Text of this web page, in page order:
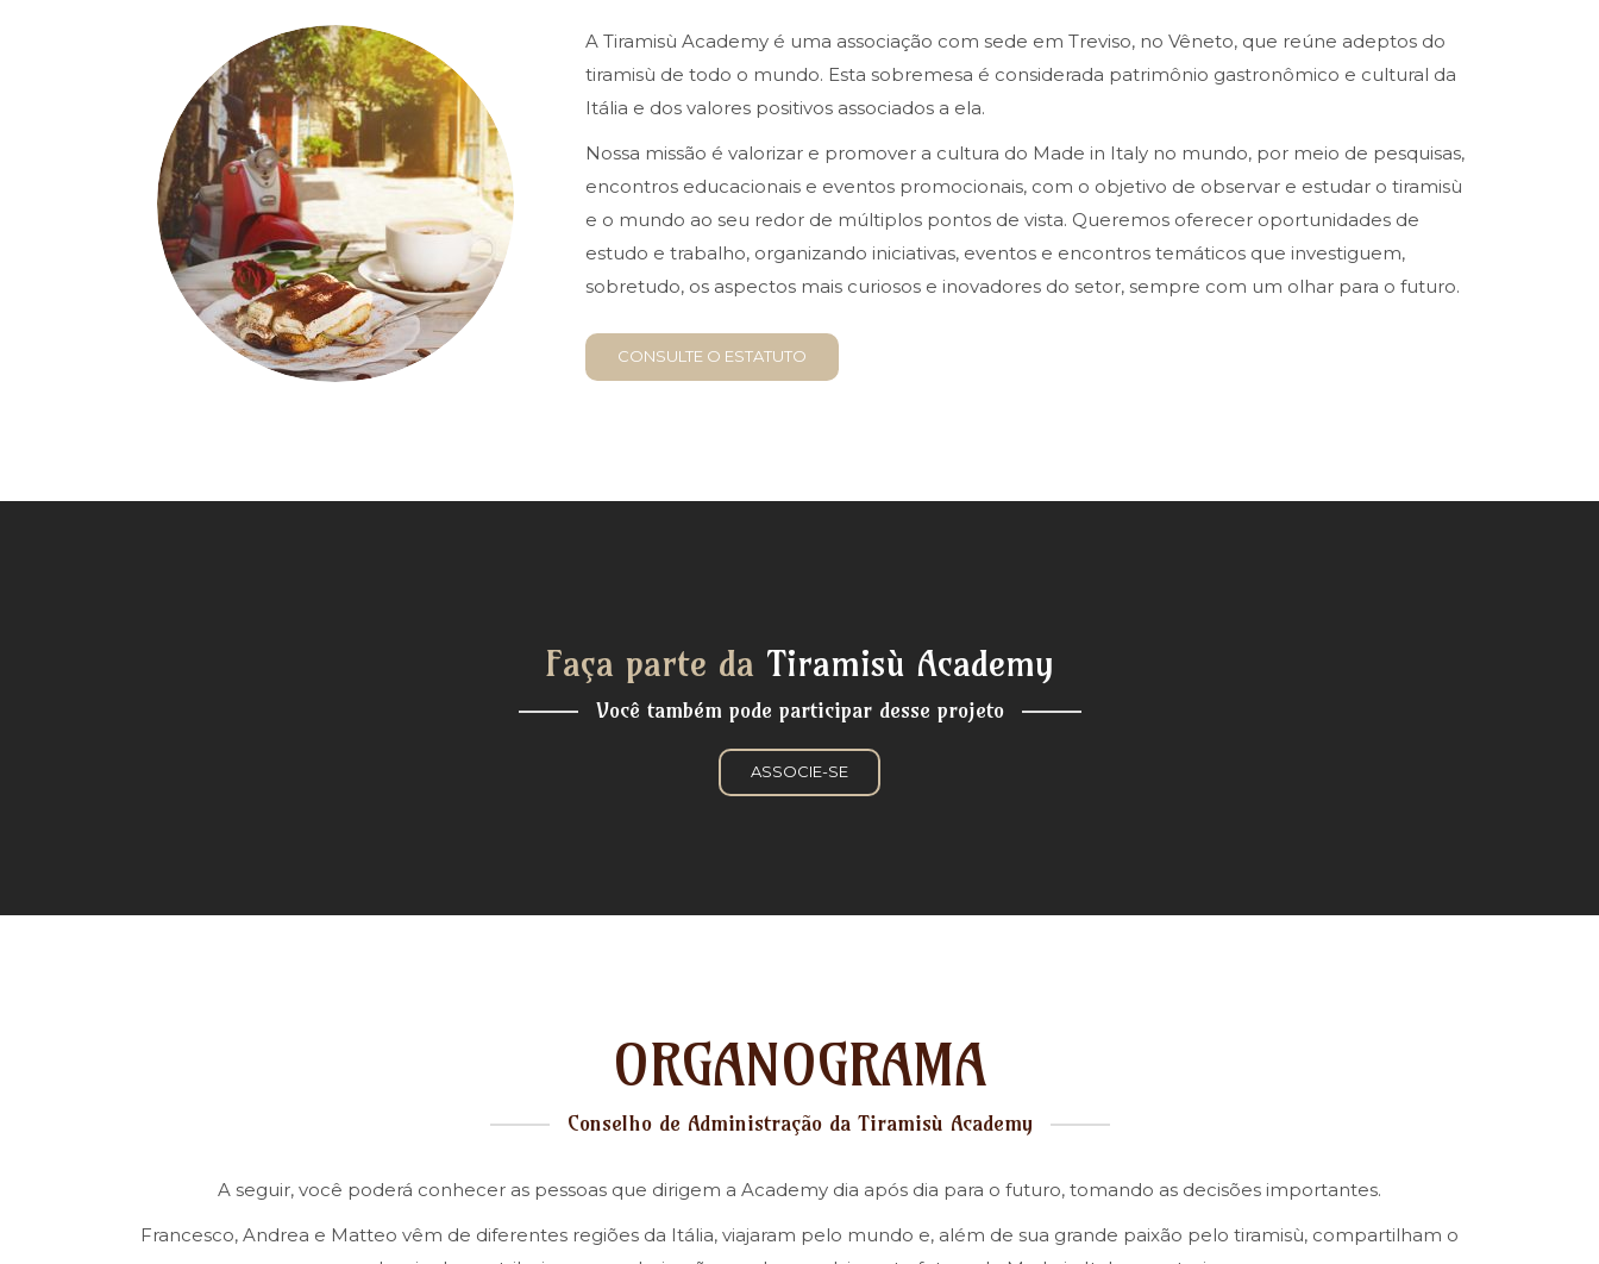
A Tiramisù Academy é uma associação com sede em Treviso, no Vêneto, que reúne adeptos do
tiramisù de todo o mundo. Esta sobremesa é considerada patrimônio gastronômico e cultural da
Itália e dos valores positivos associados a ela.
Nossa missão é valorizar e promover a cultura do Made in Italy no mundo, por meio de pesquisas,
encontros educacionais e eventos promocionais, com o objetivo de observar e estudar o tiramisù
e o mundo ao seu redor de múltiplos pontos de vista. Queremos oferecer oportunidades de
estudo e trabalho, organizando iniciativas, eventos e encontros temáticos que investiguem,
sobretudo, os aspectos mais curiosos e inovadores do setor, sempre com um olhar para o futuro.
CONSULTE O ESTATUTO
Faça parte da Tiramisù Academy
Você também pode participar desse projeto
ASSOCIE-SE
ORGANOGRAMA
Conselho de Administração da Tiramisù Academy
A seguir, você poderá conhecer as pessoas que dirigem a Academy dia após dia para o futuro, tomando as decisões importantes.
Francesco, Andrea e Matteo vêm de diferentes regiões da Itália, viajaram pelo mundo e, além de sua grande paixão pelo tiramisù, compartilham o